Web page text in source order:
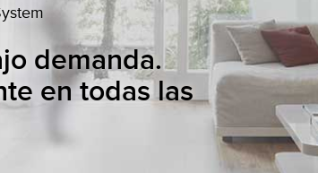
demanda.
en todas las